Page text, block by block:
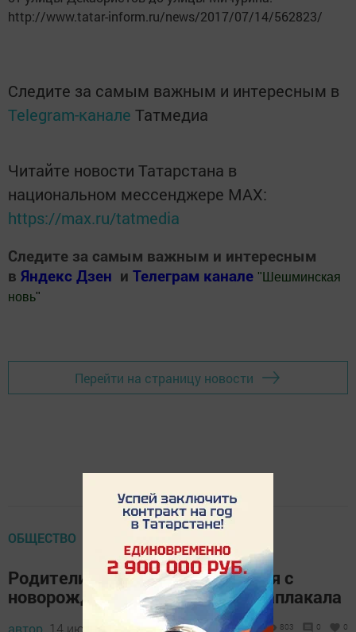
http://www.tatar-inform.ru/news/2017/07/14/562823/
Следите за самым важным и интересным в
Telegram-канале Татмедиа
Читайте новости Татарстана в
национальном мессенджере MАХ:
https://max.ru/tatmedia
Следите за самым важным и интересным
в Яндекс Дзен и Телеграм канале " Шешминская
новь"
Перейти на страницу новости
ОБЩЕСТВО
Родители захотели попрощаться с
новорождённой дочкой, а она заплакала
автор, 14 июля 2017 - 07:44 803 0 0